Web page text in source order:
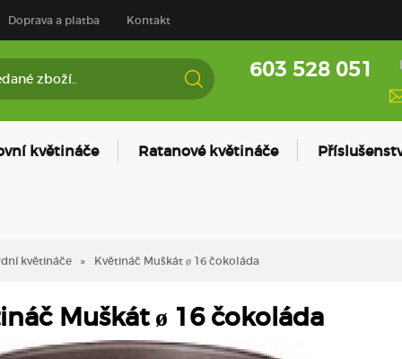
Doprava a platba Kontakt
603 528 051
květináče Ratanové květináče
květináče Květináč Muškát ø 16 čokoláda
Muškát ø 16 čokoláda